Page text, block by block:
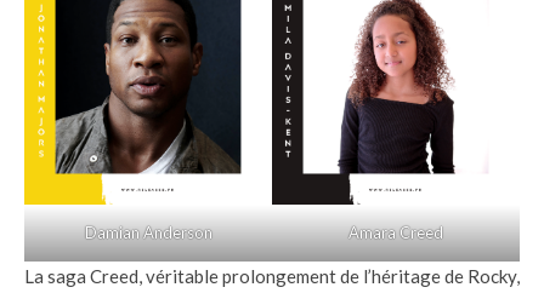
Damian Anderson Amara Creed
La saga Creed, véritable prolongement de l’héritage de Rocky,